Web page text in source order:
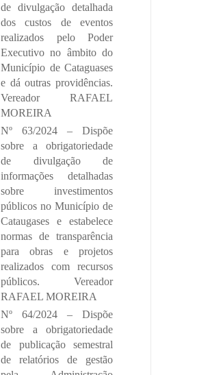
de divulgação detalhada
dos custos de eventos
realizados pelo Poder
Executivo no âmbito do
Município de Cataguases
e dá outras providências.
Vereador RAFAEL
MOREIRA
Nº 63/2024 – Dispõe
sobre a obrigatoriedade
de divulgação de
informações detalhadas
sobre investimentos
públicos no Município de
Cataugases e estabelece
normas de transparência
para obras e projetos
realizados com recursos
públicos. Vereador
RAFAEL MOREIRA
Nº 64/2024 – Dispõe
sobre a obrigatoriedade
de publicação semestral
de relatórios de gestão